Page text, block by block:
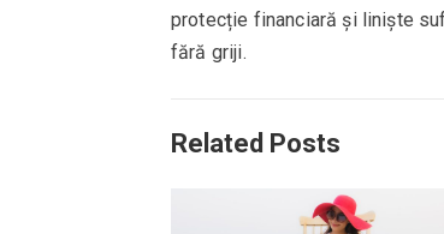
protecție financiară și liniște
fără griji.
Related Posts